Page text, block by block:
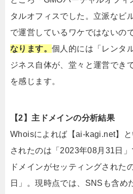
タルオフィスでした。立派なビ
で運営しているワケではないの
なります。 個人的には「レンタ
ジネス自体が、堂々と運営でき
を感じます。
【2】主ドメインの分析結果
Whoisによれば【ai-kagi.net】
されたのは「2023年08月31日
ドメインがセッティングされた
日」。現時点では、SNSも含め